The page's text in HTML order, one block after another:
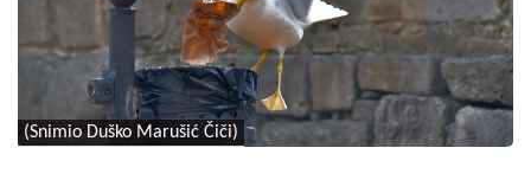
(Snimio Duško Marušić Čiči)